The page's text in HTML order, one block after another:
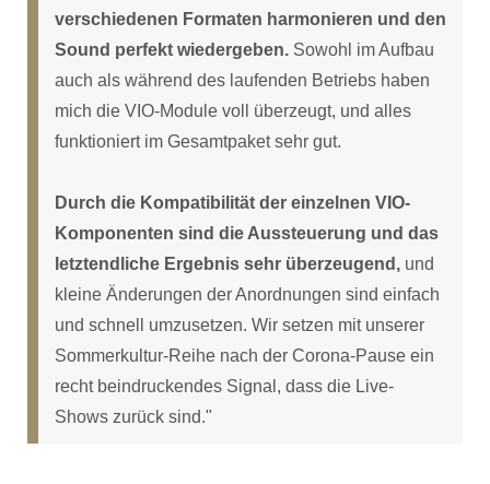
verschiedenen Formaten harmonieren und den
Sound perfekt wiedergeben. Sowohl im Aufbau
auch als während des laufenden Betriebs haben
mich die VIO-Module voll überzeugt, und alles
funktioniert im Gesamtpaket sehr gut.
Durch die Kompatibilität der einzelnen VIO-
Komponenten sind die Aussteuerung und das
letztendliche Ergebnis sehr überzeugend, und
kleine Änderungen der Anordnungen sind einfach
und schnell umzusetzen. Wir setzen mit unserer
Sommerkultur-Reihe nach der Corona-Pause ein
recht beindruckendes Signal, dass die Live-
Shows zurück sind."